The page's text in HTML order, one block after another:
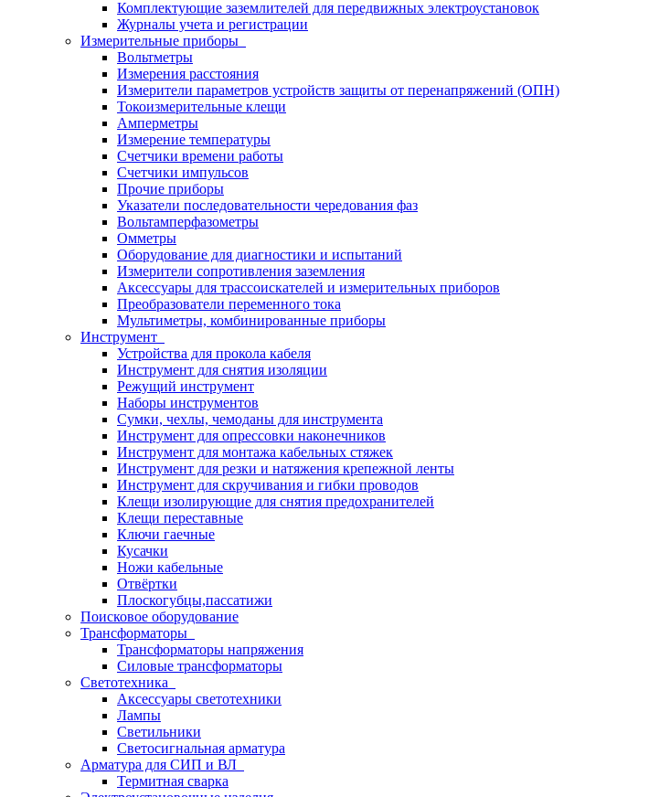
Комплектующие заземлителей для передвижных электроустановок
Журналы учета и регистрации
Измерительные приборы
Вольтметры
Измерения расстояния
Измерители параметров устройств защиты от перенапряжений (ОПН)
Токоизмерительные клещи
Амперметры
Измерение температуры
Счетчики времени работы
Счетчики импульсов
Прочие приборы
Указатели последовательности чередования фаз
Вольтамперфазометры
Омметры
Оборудование для диагностики и испытаний
Измерители сопротивления заземления
Аксессуары для трассоискателей и измерительных приборов
Преобразователи переменного тока
Мультиметры, комбинированные приборы
Инструмент
Устройства для прокола кабеля
Инструмент для снятия изоляции
Режущий инструмент
Наборы инструментов
Сумки, чехлы, чемоданы для инструмента
Инструмент для опрессовки наконечников
Инструмент для монтажа кабельных стяжек
Инструмент для резки и натяжения крепежной ленты
Инструмент для скручивания и гибки проводов
Клещи изолирующие для снятия предохранителей
Клещи переставные
Ключи гаечные
Кусачки
Ножи кабельные
Отвёртки
Плоскогубцы,пассатижи
Поисковое оборудование
Трансформаторы
Трансформаторы напряжения
Силовые трансформаторы
Светотехника
Аксессуары светотехники
Лампы
Светильники
Светосигнальная арматура
Арматура для СИП и ВЛ
Термитная сварка